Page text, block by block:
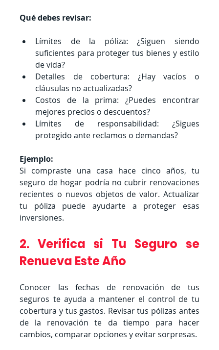
Qué debes revisar:
Límites de la póliza: ¿Siguen siendo
suficientes para proteger tus bienes y estilo
de vida?
Detalles de cobertura: ¿Hay vacíos o
cláusulas no actualizadas?
Costos de la prima: ¿Puedes encontrar
mejores precios o descuentos?
Límites de responsabilidad: ¿Sigues
protegido ante reclamos o demandas?
Ejemplo:
Si compraste una casa hace cinco años, tu
seguro de hogar podría no cubrir renovaciones
recientes o nuevos objetos de valor. Actualizar
tu póliza puede ayudarte a proteger esas
inversiones.
2. Verifica si Tu Seguro se
Renueva Este Año
Conocer las fechas de renovación de tus
seguros te ayuda a mantener el control de tu
cobertura y tus gastos. Revisar tus pólizas antes
de la renovación te da tiempo para hacer
cambios, comparar opciones y evitar sorpresas.